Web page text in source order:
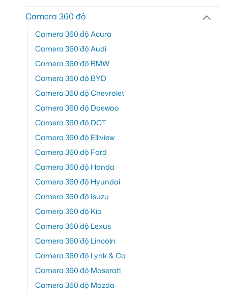
Camera 360 độ
Camera 360 độ Acura
Camera 360 độ Audi
Camera 360 độ BMW
Camera 360 độ BYD
Camera 360 độ Chevrolet
Camera 360 độ Daewoo
Camera 360 độ DCT
Camera 360 độ Elliview
Camera 360 độ Ford
Camera 360 độ Honda
Camera 360 độ Hyundai
Camera 360 độ Isuzu
Camera 360 độ Kia
Camera 360 độ Lexus
Camera 360 độ Lincoln
Camera 360 độ Lynk & Co
Camera 360 độ Maserati
Camera 360 độ Mazda